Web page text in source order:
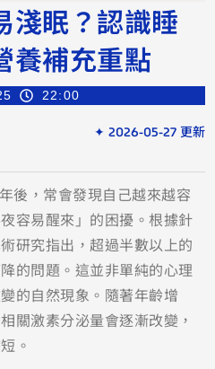
淺眠？認識睡
養補充重點
22:00
✦ 2026-05-27 更新
後，常會發現自己越來越容
容易醒來」的困擾。根據針
研究指出，超過半數以上的
的問題。這並非單純的心理
的自然現象。隨著年齡增
關激素分泌量會逐漸改變，
。